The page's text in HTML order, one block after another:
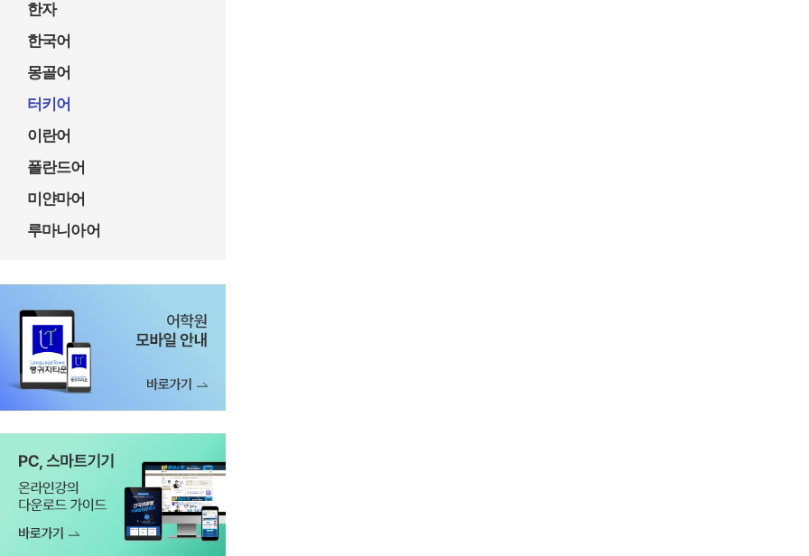
한자
한국어
몽골어
터키어
이란어
폴란드어
미얀마어
루마니아어